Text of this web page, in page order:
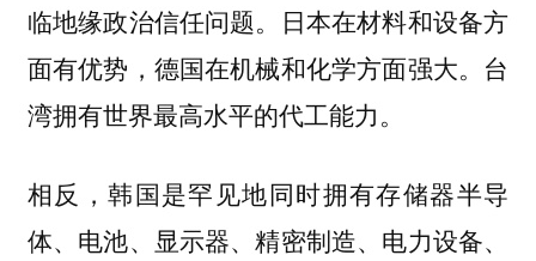
临地缘政治信任问题。日本在材料和设备方
面有优势，德国在机械和化学方面强大。台
湾拥有世界最高水平的代工能力。
相反，韩国是罕见地同时拥有存储器半导
体、电池、显示器、精密制造、电力设备、